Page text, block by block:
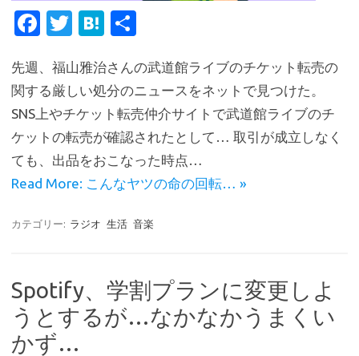
Fa
e
b
o
o
k
T
it
te
r
H
e
n
a
先週、福山雅治さんの武道館ライブのチケット転売の
関する厳しい処分のニュースをネットで見つけた。
SNS上やチケット転売仲介サイトで武道館ライブのチ
ケットの転売が確認されたとして… 取引が成立しなく
ても、出品をおこなった時点…
Read More: こんなヤツの命の回転… »
カテゴリー: ラジオ 生活 音楽
Spotify、学割プランに変更しよ
うとするが…なかなかうまくい
かず…